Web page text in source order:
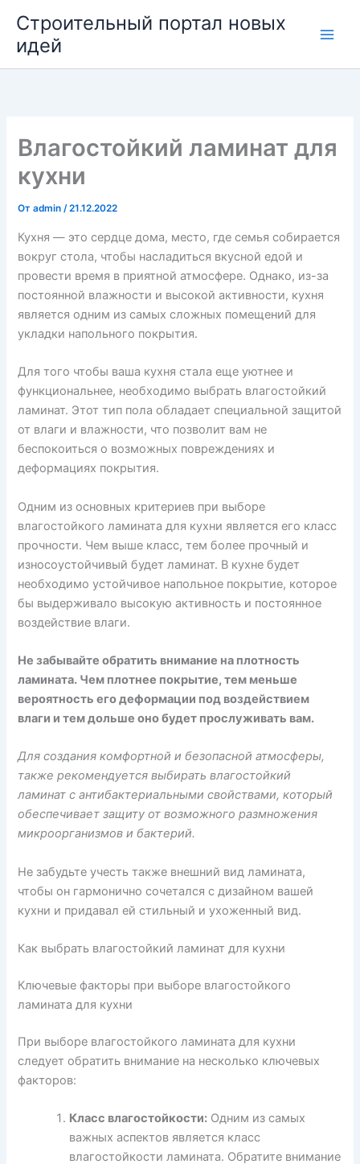
содержимому
Строительный портал новых
идей
Влагостойкий ламинат для
кухни
Отadmin/21.12.2022
Кухня — это сердце дома, место, где семья собирается
вокруг стола, чтобы насладиться вкусной едой и
провести время в приятной атмосфере. Однако, из-за
постоянной влажности и высокой активности, кухня
является одним из самых сложных помещений для
укладки напольного покрытия.
Для того чтобы ваша кухня стала еще уютнее и
функциональнее, необходимо выбрать влагостойкий
ламинат. Этот тип пола обладает специальной защитой
от влаги и влажности, что позволит вам не
беспокоиться о возможных повреждениях и
деформациях покрытия.
Одним из основных критериев при выборе
влагостойкого ламината для кухни является его класс
прочности. Чем выше класс, тем более прочный и
износоустойчивый будет ламинат. В кухне будет
необходимо устойчивое напольное покрытие, которое
бы выдерживало высокую активность и постоянное
воздействие влаги.
Не забывайте обратить внимание на плотность
ламината. Чем плотнее покрытие, тем меньше
вероятность его деформации под воздействием
влаги и тем дольше оно будет прослуживать вам.
Для создания комфортной и безопасной атмосферы,
также рекомендуется выбирать влагостойкий
ламинат с антибактериальными свойствами, который
обеспечивает защиту от возможного размножения
микроорганизмов и бактерий.
Не забудьте учесть также внешний вид ламината,
чтобы он гармонично сочетался с дизайном вашей
кухни и придавал ей стильный и ухоженный вид.
Как выбрать влагостойкий ламинат для кухни
Ключевые факторы при выборе влагостойкого
ламината для кухни
При выборе влагостойкого ламината для кухни
следует обратить внимание на несколько ключевых
факторов:
Класс влагостойкости: Одним из самых
важных аспектов является класс
влагостойкости ламината. Обратите внимание